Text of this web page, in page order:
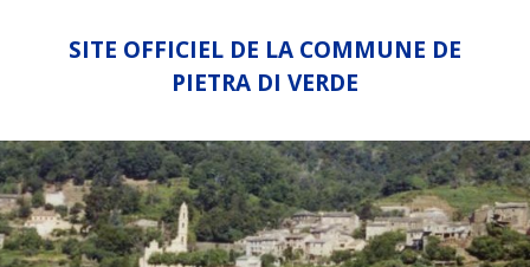
SITE OFFICIEL DE LA COMMUNE DE
PIETRA DI VERDE